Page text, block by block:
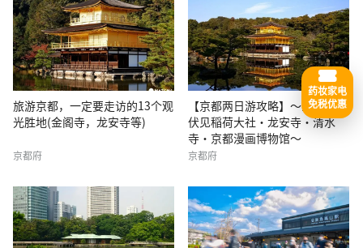
旅游京都，一定要走访的13个观
光胜地(金阁寺，龙安寺等)
京都府
【京都两日游攻略】〜金阁寺・
伏见稲荷大社・龙安寺・清水
寺・京都漫画博物馆〜
京都府
药妆家电
免税优惠